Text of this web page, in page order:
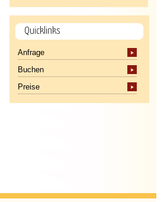
Quicklinks
Anfrage
Buchen
Preise